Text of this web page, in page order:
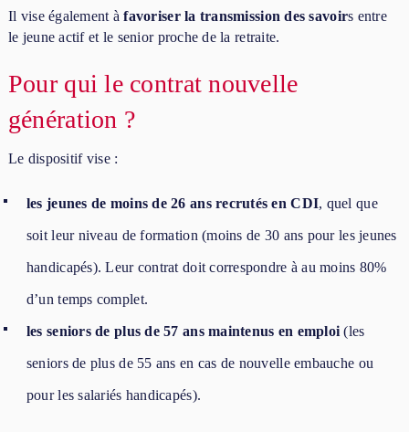
Il vise également àfavoriser la transmission des savoirs entre
le jeune actif et le senior proche de la retraite.
Pour qui le contrat nouvelle
génération ?
Le dispositif vise :
les jeunes de moins de 26 ans recrutés en CDI, quel que
soit leur niveau de formation (moins de 30 ans pour les jeunes
handicapés). Leur contrat doit correspondre à au moins 80%
d’un temps complet.
les seniors de plus de 57 ans maintenus en emploi (les
seniors de plus de 55 ans en cas de nouvelle embauche ou
pour les salariés handicapés).